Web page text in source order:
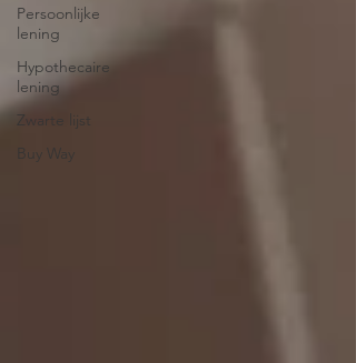
Persoonlijke
lening
Hypothecaire
lening
Zwarte lijst
Buy Way